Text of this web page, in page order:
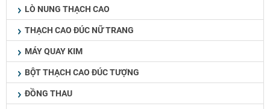
LÒ NUNG THẠCH CAO
THẠCH CAO ĐÚC NỮ TRANG
MÁY QUAY KIM
BỘT THẠCH CAO ĐÚC TƯỢNG
ĐỒNG THAU